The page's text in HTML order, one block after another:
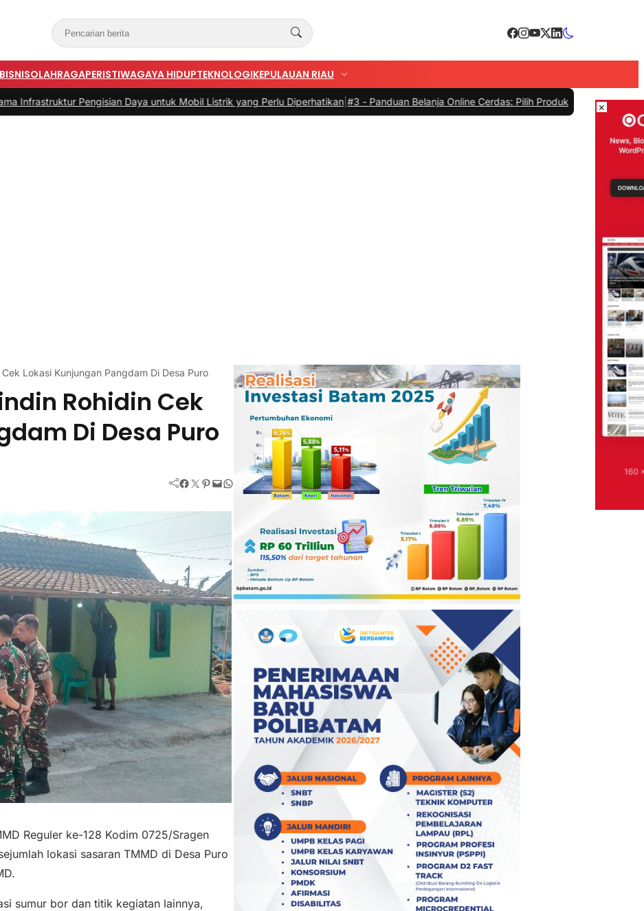
BISNISOLAHRAGAPERISTIWAGAYA HIDUPTEKNOLOGIKEPULAUAN RIAU
Daya untuk Mobil Listrik yang Perlu Diperhatikan|#3 -Panduan Belanja Online Cerdas: Pilih Produk dengan Bijak dan Hindari
Lokasi Kunjungan Pangdam Di Desa Puro
Rohidin Cek
Di Desa Puro
Facebook Twitter Pinterest Mail WhatsApp
Reguler ke-128 Kodim 0725/Sragen
lokasi sasaran TMMD di Desa Puro
sumur bor dan titik kegiatan lainnya,
×